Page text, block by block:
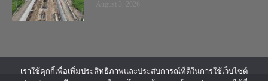
เราใช้คุกกี้เพื่อเพิ่มประสิทธิภาพและประสบการณ์ที่ดีในการใช้เว็บไซต์